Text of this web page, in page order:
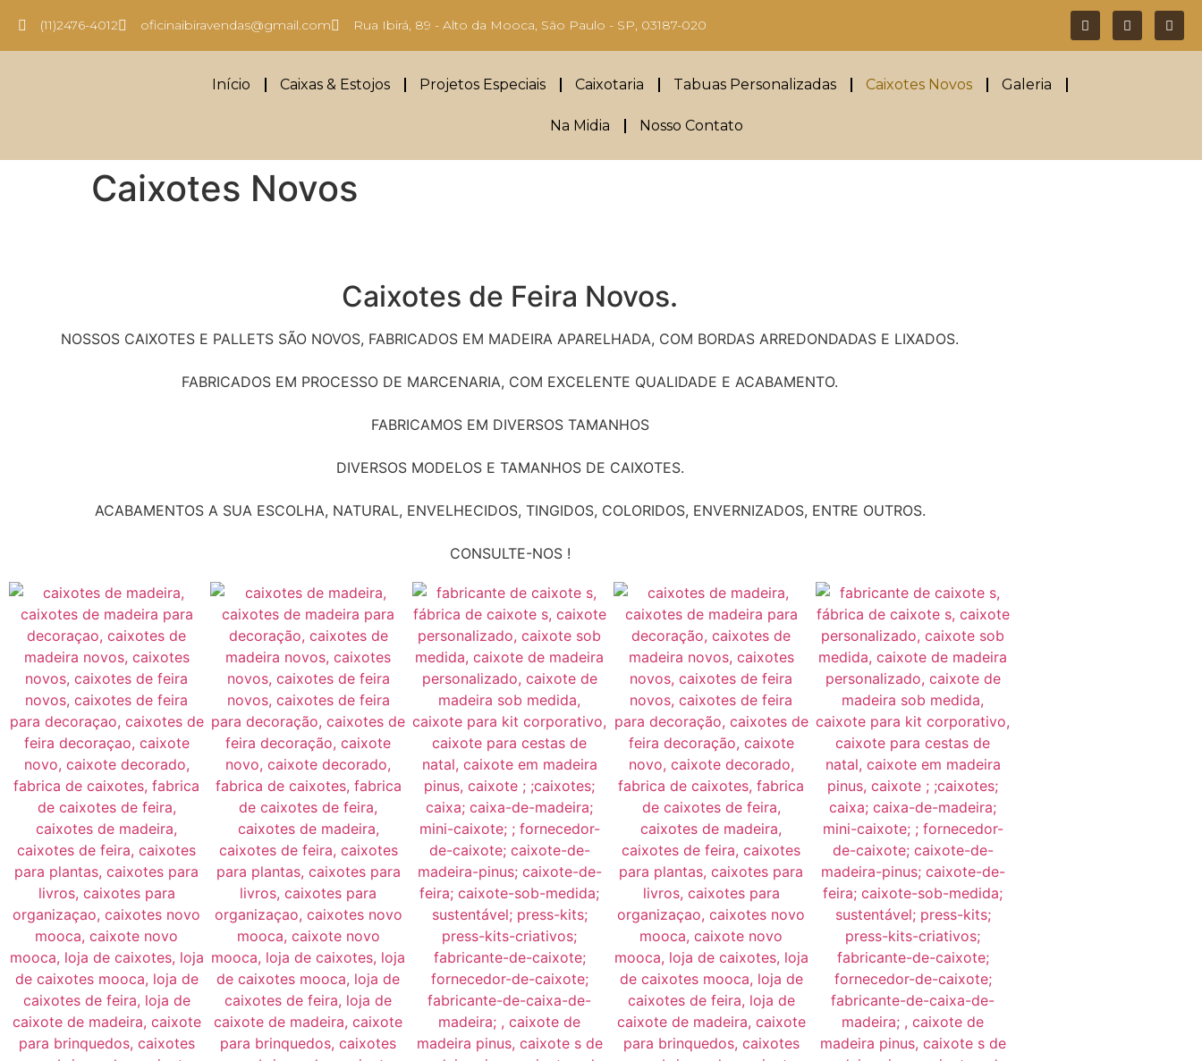
(11)2476-4012 oficinaibiravendas@gmail.com Rua Ibirá, 89 - Alto da Mooca, São Paulo - SP, 03187-020
Início Caixas & Estojos Projetos Especiais Caixotaria Tabuas Personalizadas Caixotes Novos Galeria
Na Midia Nosso Contato
Caixotes Novos
Caixotes de Feira Novos.
NOSSOS CAIXOTES E PALLETS SÃO NOVOS, FABRICADOS EM MADEIRA APARELHADA, COM BORDAS ARREDONDADAS E LIXADOS.
FABRICADOS EM PROCESSO DE MARCENARIA, COM EXCELENTE QUALIDADE E ACABAMENTO.
FABRICAMOS EM DIVERSOS TAMANHOS
DIVERSOS MODELOS E TAMANHOS DE CAIXOTES.
ACABAMENTOS A SUA ESCOLHA, NATURAL, ENVELHECIDOS, TINGIDOS, COLORIDOS, ENVERNIZADOS, ENTRE OUTROS.
CONSULTE-NOS !